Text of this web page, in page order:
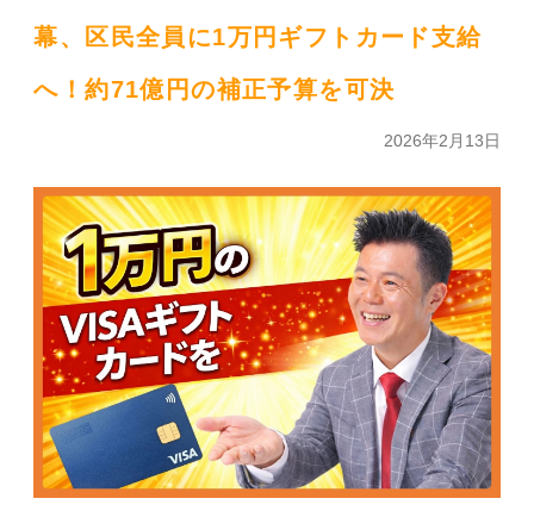
幕、区民全員に1万円ギフトカード支給
へ！約71億円の補正予算を可決
2026年2月13日